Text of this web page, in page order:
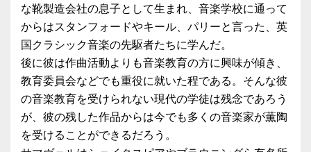
な靴製造会社の息子として生まれ、音楽学校に通って
からはスタンフォードやキール、パリーと言った、英
国クラシック音楽の先駆者たちに学んだ。
後に彼は作曲活動よりも音楽教育の方に興味が傾き、
教育委員会などでも重役に就いた程である。そんな彼
の音楽教育を受けられない現代の学徒は残念であろう
が、彼の残した作品からは今でも多くの音楽家が薫陶
を受けることができるだろう。